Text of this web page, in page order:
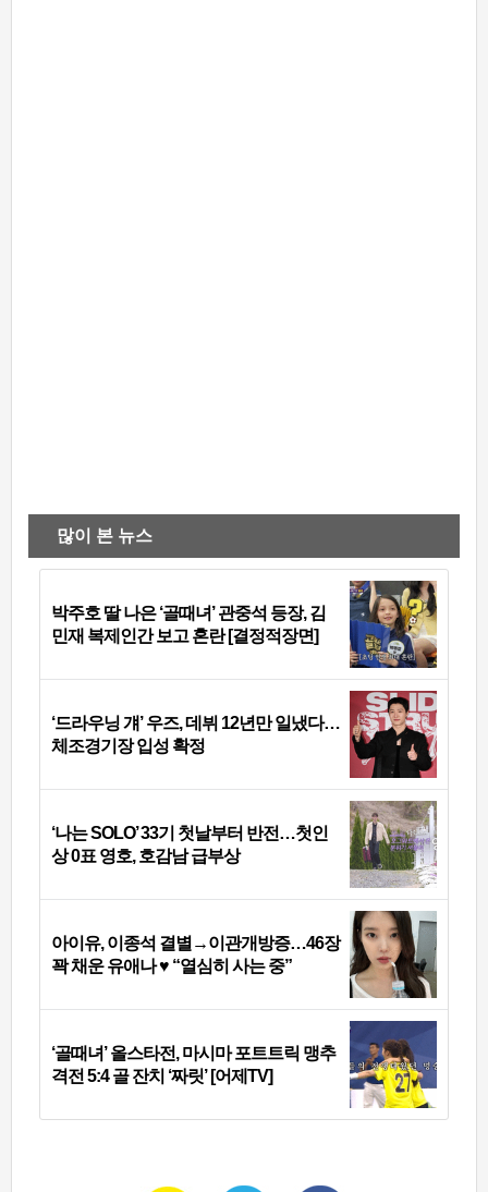
많이 본 뉴스
박주호 딸 나은 ‘골때녀’ 관중석 등장, 김
민재 복제인간 보고 혼란 [결정적장면]
‘드라우닝 걔’ 우즈, 데뷔 12년만 일냈다…
체조경기장 입성 확정
‘나는 SOLO’ 33기 첫날부터 반전…첫인
상 0표 영호, 호감남 급부상
아이유, 이종석 결별→이관개방증…46장
꽉 채운 유애나 ♥ “열심히 사는 중”
‘골때녀’ 올스타전, 마시마 포트트릭 맹추
격전 5:4 골 잔치 ‘짜릿’ [어제TV]